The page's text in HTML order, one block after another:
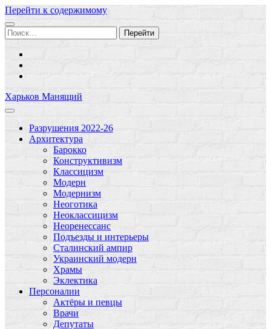
Перейти к содержимому
Поиск:
Харьков Манящий
Разрушения 2022-26
Архитектура
Барокко
Конструктивизм
Классицизм
Модерн
Модернизм
Неоготика
Неоклассицизм
Неоренессанс
Подъезды и интерьеры
Сталинский ампир
Украинский модерн
Храмы
Эклектика
Персоналии
Актёры и певцы
Врачи
Депутаты